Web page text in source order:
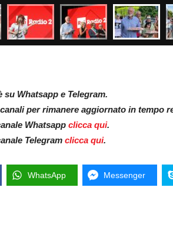
su Whatsapp e Telegram.
per rimanere aggiornato in tempo
Whatsapp clicca qui.
Telegram clicca qui.
WhatsApp Messenger